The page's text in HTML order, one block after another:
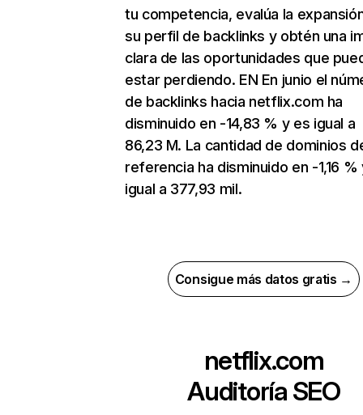
tu competencia, evalúa la
su perfil de backlinks y obtén una
clara de las oportunidades que
estar perdiendo. EN En junio el
de backlinks hacia netflix.com ha
disminuido en -14,83 % y es igual a
86,23 M. La cantidad de dominios
referencia ha disminuido en -1,16 %
igual a 377,93 mil.
Consigue más datos gratis →
netflix.com
Auditoría SEO